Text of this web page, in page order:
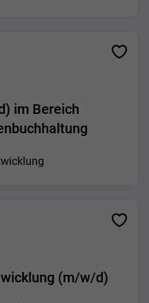
im Bereich
(m/w/d)